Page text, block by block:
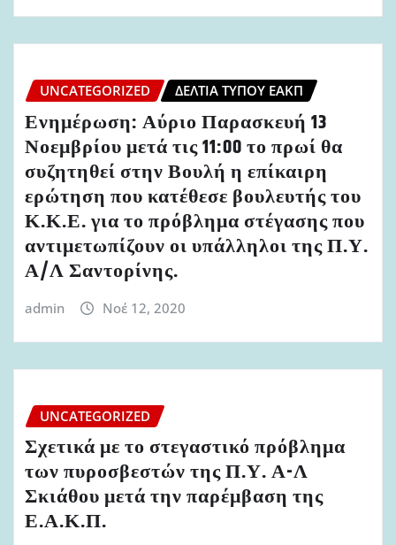
UNCATEGORIZED ΔΕΛΤΊΑ ΤΎΠΟΥ ΕΑΚΠ
Ενημέρωση: Αύριο Παρασκευή 13
Νοεμβρίου μετά τις 11:00 το πρωί θα
συζητηθεί στην Βουλή η επίκαιρη
ερώτηση που κατέθεσε βουλευτής του
Κ.Κ.Ε. για το πρόβλημα στέγασης που
αντιμετωπίζουν οι υπάλληλοι της Π.Υ.
Α/Λ Σαντορίνης.
admin Νοέ 12, 2020
UNCATEGORIZED
Σχετικά με το στεγαστικό πρόβλημα
των πυροσβεστών της Π.Υ. Α-Λ
Σκιάθου μετά την παρέμβαση της
Ε.Α.Κ.Π.